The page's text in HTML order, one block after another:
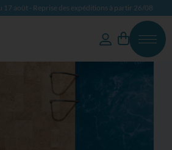
17 août - Reprise des expéditions à partir 26/08